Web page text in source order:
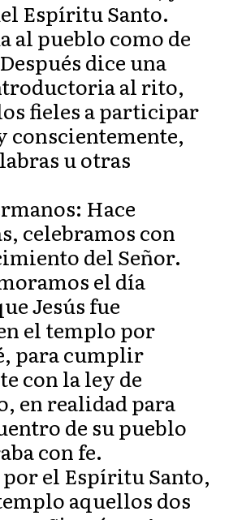
Espíritu Santo.
al pueblo como de
dice una
al rito,
fieles a participar
conscientemente,
u otras
Hace
celebramos con
del Señor.
el día
Jesús fue
el templo por
para cumplir
con la ley de
en realidad para
de su pueblo
con fe.
el Espíritu Santo,
aquellos dos